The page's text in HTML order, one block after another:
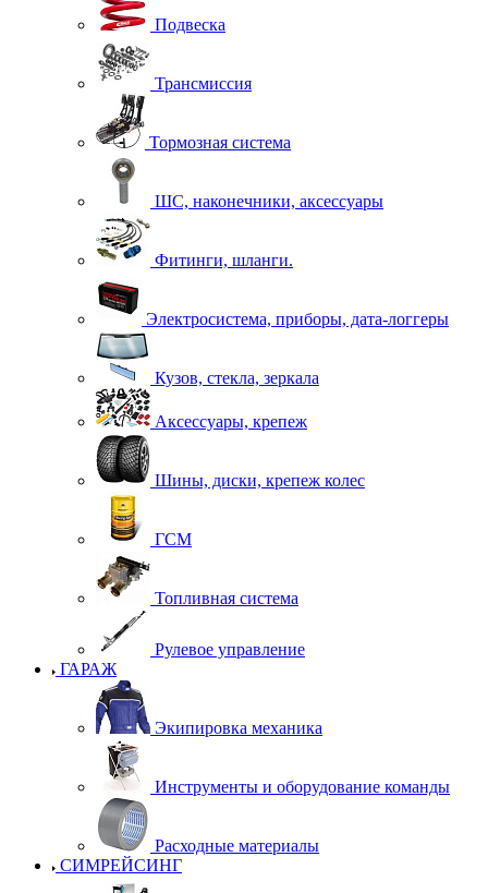
Подвеска
Трансмиссия
Тормозная система
ШС, наконечники, аксессуары
Фитинги, шланги.
Электросистема, приборы, дата-логгеры
Кузов, стекла, зеркала
Аксессуары, крепеж
Шины, диски, крепеж колес
ГСМ
Топливная система
Рулевое управление
ГАРАЖ
Экипировка механика
Инструменты и оборудование команды
Расходные материалы
СИМРЕЙСИНГ